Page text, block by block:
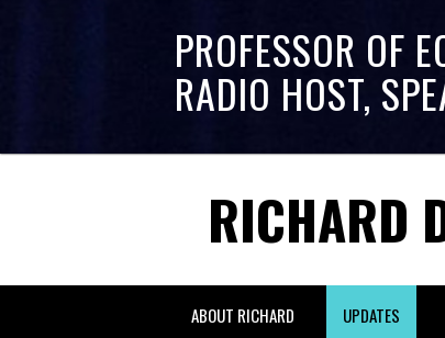
PROFESSOR OF
RADIO HOST,
RICHARD
ABOUT RICHARD UPDATES